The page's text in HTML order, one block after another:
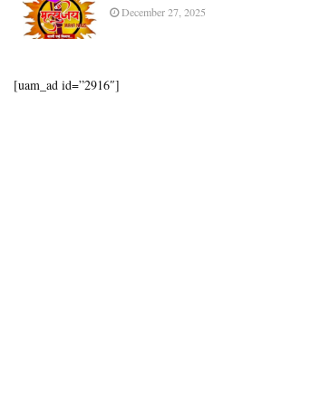
December 27, 2025
[uam_ad id=”2916″]